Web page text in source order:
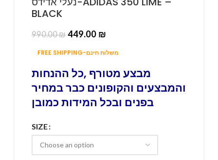
BLACK
990.00₪ 449.00 ₪
FREE SHIPPING-משלוח חינם
מבצע מטורף ,כל ההנחות
והמבצעים והקופונים כבר במחיר
בפנים ובכל המידות כמובן
SIZE